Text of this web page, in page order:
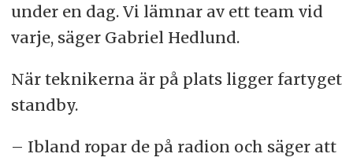
under en dag. Vi lämnar av ett team vid
varje, säger Gabriel Hedlund.
När teknikerna är på plats ligger fartyget
standby.
– Ibland ropar de på radion och säger att